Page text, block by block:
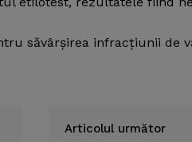
săvârşirea infracţiunii de
Articolul următor